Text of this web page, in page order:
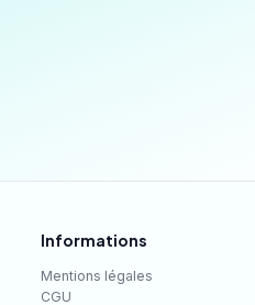
Informations
Mentions légales
CGU